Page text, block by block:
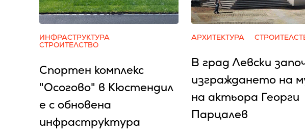
ИНФРАСТРУКТУРА
СТРОИТЕЛСТВО
Спортен комплекс
"Осогово" в Кюстендил
е с обновена
инфраструктура
АРХИТЕКТУРА
В град Левски
изграждането на
на актьора Георги
Парцалев